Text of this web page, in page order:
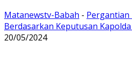
Matanewstv-Babah - Pergantian
Berdasarkan Keputusan
20/05/2024